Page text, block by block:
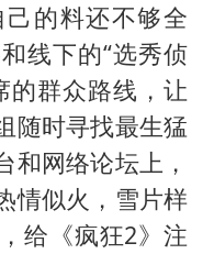
的料还不够全
线下的“选秀侦
的群众路线，让
随时寻找最生猛
和网络论坛上，
情似火，雪片样
给《疯狂2》注